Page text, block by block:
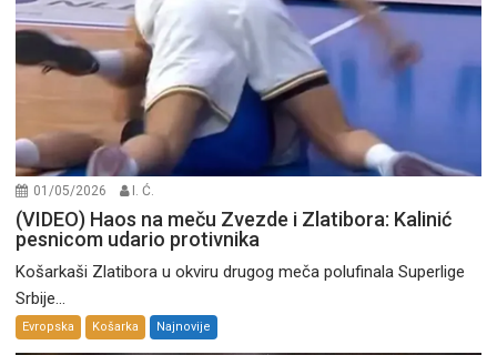
01/05/2026 I. Ć.
(VIDEO) Haos na meču Zvezde i Zlatibora: Kalinić
pesnicom udario protivnika
Košarkaši Zlatibora u okviru drugog meča polufinala Superlige
Srbije...
Evropska Košarka Najnovije